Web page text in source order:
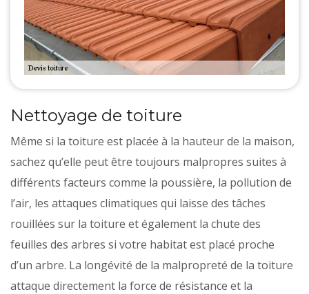
Nettoyage de toiture
Même si la toiture est placée à la hauteur de la maison,
sachez qu’elle peut être toujours malpropres suites à
différents facteurs comme la poussière, la pollution de
l’air, les attaques climatiques qui laisse des tâches
rouillées sur la toiture et également la chute des
feuilles des arbres si votre habitat est placé proche
d’un arbre. La longévité de la malpropreté de la toiture
attaque directement la force de résistance et la